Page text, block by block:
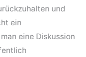
und
ein
eine Diskussion